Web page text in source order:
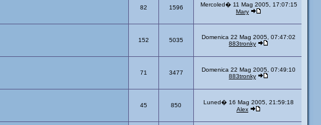
82 1596
Mercoled� 11 Mag 2005, 17:07:15
Mary
152 5035
Domenica 22 Mag 2005, 07:47:02
883tronky
71 3477
Domenica 22 Mag 2005, 07:49:10
883tronky
45 850
Luned� 16 Mag 2005, 21:59:18
Alex